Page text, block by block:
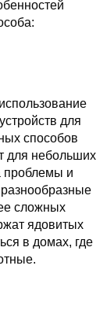
для
способов
для небольших
проблемы и
сложных
ядовитых
в домах, где